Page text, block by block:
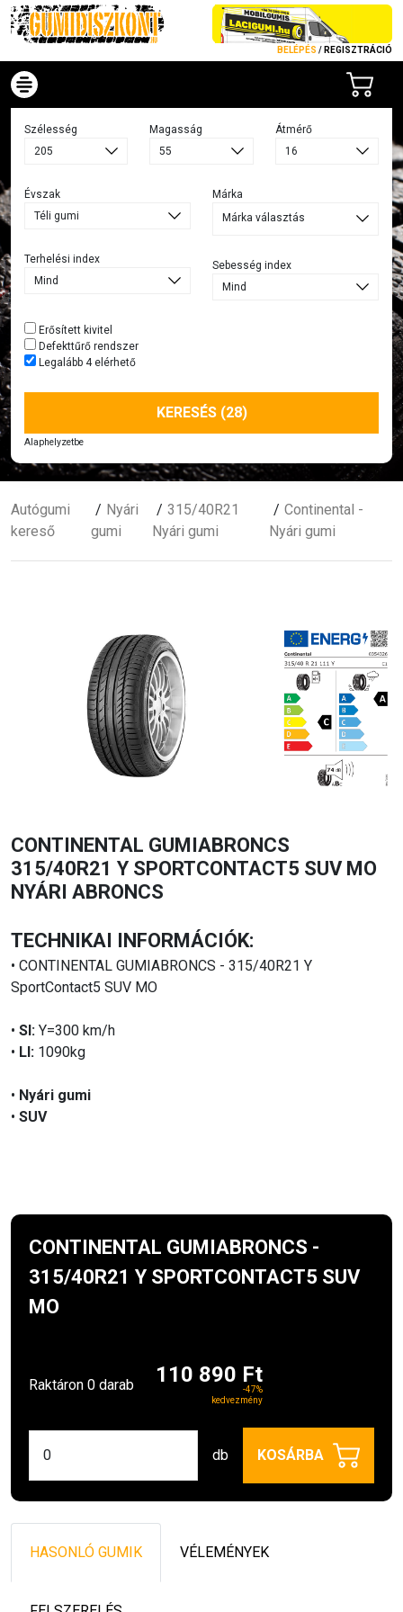
BELÉPÉS / REGISZTRÁCIÓ
Szélesség Magasság Átmérő
Évszak
Terhelési index
Márka
Márka választás
Sebesség index
Erősített kivitel
Defekttűrő rendszer
Legalább 4 elérhető
KERESÉS (28)
Alaphelyzetbe
Autógumi
kereső
Nyári
gumi
315/40R21
Nyári gumi
Continental -
Nyári gumi
CONTINENTAL GUMIABRONCS
315/40R21 Y SPORTCONTACT5 SUV MO
NYÁRI ABRONCS
TECHNIKAI INFORMÁCIÓK:
• CONTINENTAL GUMIABRONCS - 315/40R21 Y
SportContact5 SUV MO
• SI: Y=300 km/h
• LI: 1090kg
• Nyári gumi
• SUV
CONTINENTAL GUMIABRONCS -
315/40R21 Y SPORTCONTACT5 SUV
MO
Raktáron 0 darab 110 890 Ft
-47%
kedvezmény
db KOSÁRBA
HASONLÓ GUMIK VÉLEMÉNYEK